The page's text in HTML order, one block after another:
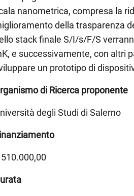
nanometrica, compresa la
della trasparenza
stack finale S/I/s/F/S
e successivamente, con altri
un prototipo di
di Ricerca proponente
degli Studi di Salerno